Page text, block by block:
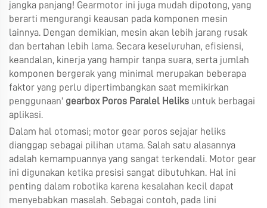
jangka panjang! Gearmotor ini juga mudah dipotong, yang
berarti mengurangi keausan pada komponen mesin
lainnya. Dengan demikian, mesin akan lebih jarang rusak
dan bertahan lebih lama. Secara keseluruhan, efisiensi,
keandalan, kinerja yang hampir tanpa suara, serta jumlah
komponen bergerak yang minimal merupakan beberapa
faktor yang perlu dipertimbangkan saat memikirkan
penggunaan' gearbox Poros Paralel Heliks untuk berbagai
aplikasi.
Dalam hal otomasi; motor gear poros sejajar heliks
dianggap sebagai pilihan utama. Salah satu alasannya
adalah kemampuannya yang sangat terkendali. Motor gear
ini digunakan ketika presisi sangat dibutuhkan. Hal ini
penting dalam robotika karena kesalahan kecil dapat
menyebabkan masalah. Sebagai contoh, pada lini